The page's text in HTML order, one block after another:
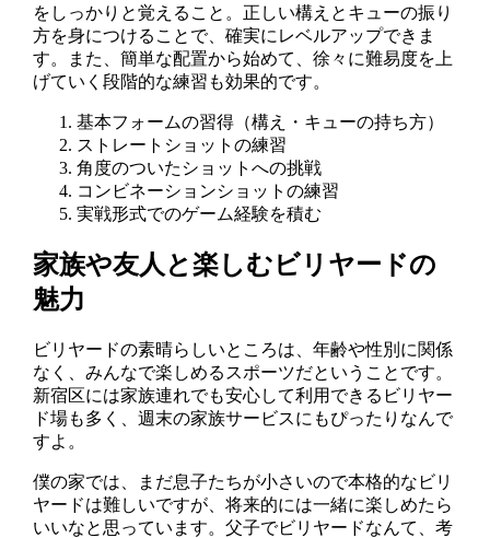
をしっかりと覚えること。正しい構えとキューの振り
方を身につけることで、確実にレベルアップできま
す。また、簡単な配置から始めて、徐々に難易度を上
げていく段階的な練習も効果的です。
基本フォームの習得（構え・キューの持ち方）
ストレートショットの練習
角度のついたショットへの挑戦
コンビネーションショットの練習
実戦形式でのゲーム経験を積む
家族や友人と楽しむビリヤードの
魅力
ビリヤードの素晴らしいところは、年齢や性別に関係
なく、みんなで楽しめるスポーツだということです。
新宿区には家族連れでも安心して利用できるビリヤー
ド場も多く、週末の家族サービスにもぴったりなんで
すよ。
僕の家では、まだ息子たちが小さいので本格的なビリ
ヤードは難しいですが、将来的には一緒に楽しめたら
いいなと思っています。父子でビリヤードなんて、考